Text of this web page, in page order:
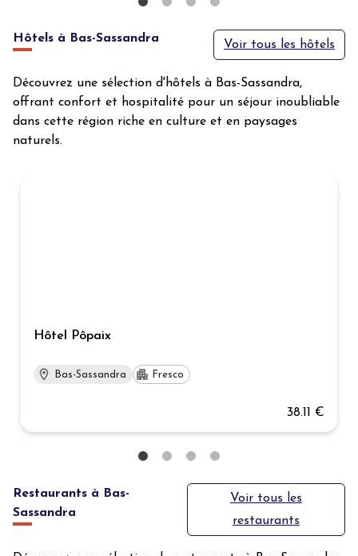
Hôtels à Bas-Sassandra Voir tous les hôtels
Découvrez une sélection d'hôtels à Bas-Sassandra,
offrant confort et hospitalité pour un séjour inoubliable
dans cette région riche en culture et en paysages
naturels.
Hôtel Pôpaix
Bas-Sassandra Fresco
38.11 €
Restaurants à Bas-
Sassandra
Voir tous les
restaurants